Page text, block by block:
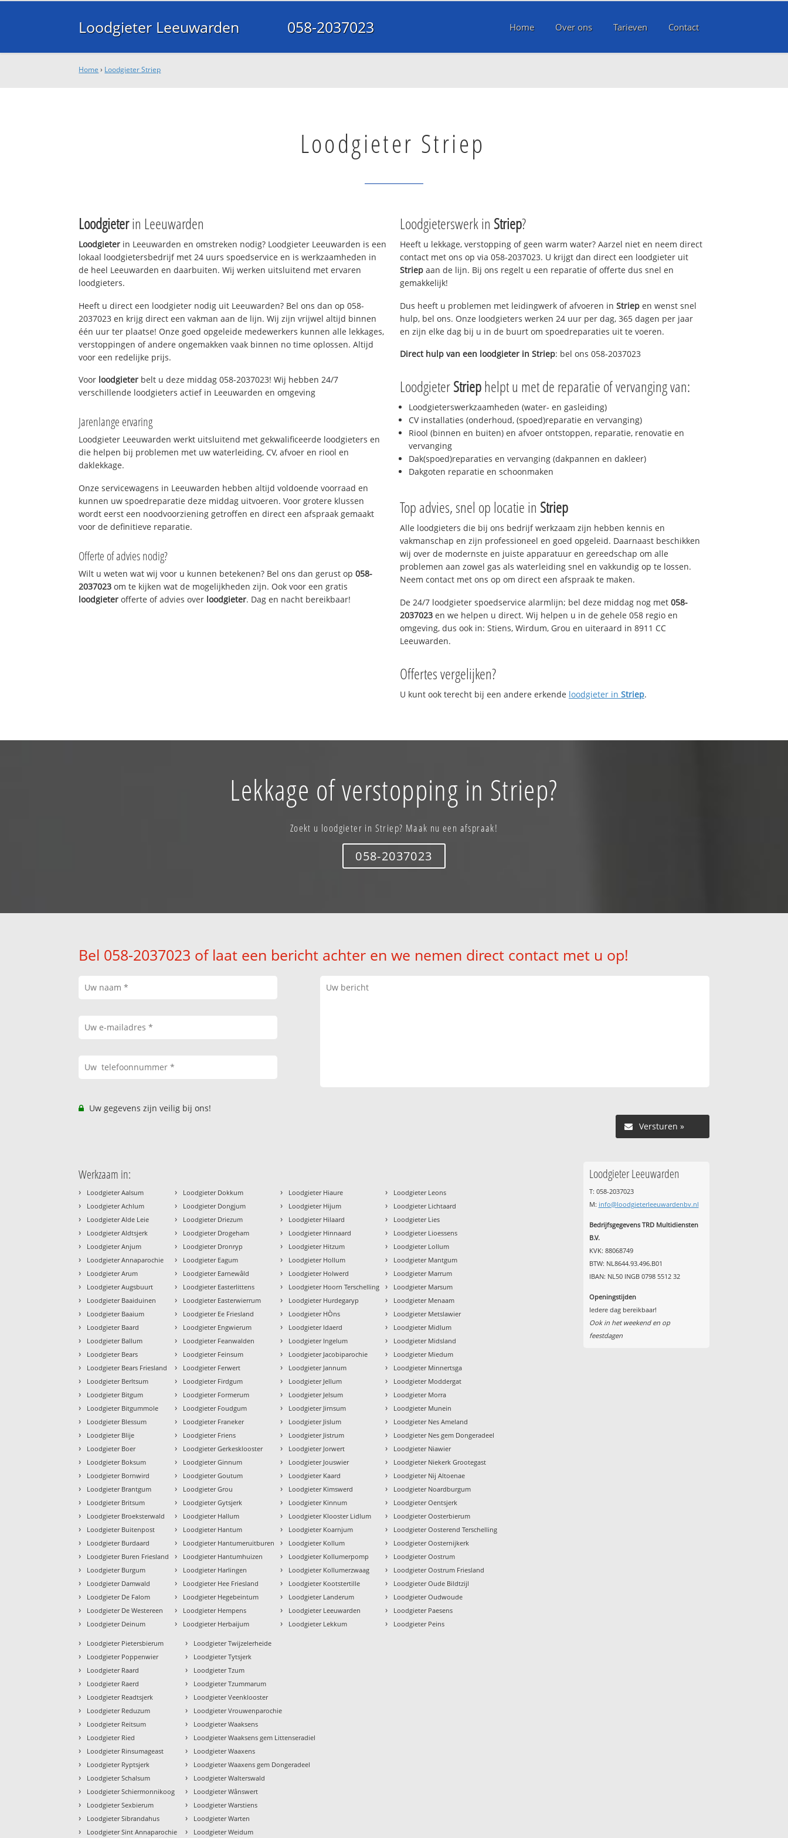
Loodgieter Leeuwarden 058-2037023 Home Over ons Tarieven Contact
Home › Loodgieter Striep
Loodgieter Striep
Loodgieterin Leeuwarden
Loodgieter in Leeuwarden en omstreken nodig? Loodgieter Leeuwarden is een
lokaal loodgietersbedrijf met 24 uurs spoedservice en is werkzaamheden in
de heel Leeuwarden en daarbuiten. Wij werken uitsluitend met ervaren
loodgieters.
Heeft u direct een loodgieter nodig uit Leeuwarden? Bel ons dan op 058-
2037023 en krijg direct een vakman aan de lijn. Wij zijn vrijwel altijd binnen
één uur ter plaatse! Onze goed opgeleide medewerkers kunnen alle lekkages,
verstoppingen of andere ongemakken vaak binnen no time oplossen. Altijd
voor een redelijke prijs.
Voor loodgieter belt u deze middag 058-2037023! Wij hebben 24/7
verschillende loodgieters actief in Leeuwarden en omgeving
Jarenlange ervaring
Loodgieter Leeuwarden werkt uitsluitend met gekwalificeerde loodgieters en
die helpen bij problemen met uw waterleiding, CV, afvoer en riool en
daklekkage.
Onze servicewagens in Leeuwarden hebben altijd voldoende voorraad en
kunnen uw spoedreparatie deze middag uitvoeren. Voor grotere klussen
wordt eerst een noodvoorziening getroffen en direct een afspraak gemaakt
voor de definitieve reparatie.
Offerte of advies nodig?
Wilt u weten wat wij voor u kunnen betekenen? Bel ons dan gerust op058-
2037023 om te kijken wat de mogelijkheden zijn. Ook voor een gratis
loodgieter offerte of advies over loodgieter. Dag en nacht bereikbaar!
Loodgieterswerk in Striep?
Heeft u lekkage, verstopping of geen warm water? Aarzel niet en neem direct
contact met ons op via 058-2037023. U krijgt dan direct een loodgieter uit
Striep aan de lijn. Bij ons regelt u een reparatie of offerte dus snel en
gemakkelijk!
Dus heeft u problemen met leidingwerk of afvoeren in Striep en wenst snel
hulp, bel ons. Onze loodgieters werken 24 uur per dag, 365 dagen per jaar
en zijn elke dag bij u in de buurt om spoedreparaties uit te voeren.
Direct hulp van een loodgieter in Striep: bel ons 058-2037023
LoodgieterStriephelpt u met de reparatie of vervanging van:
Loodgieterswerkzaamheden (water- en gasleiding)
CV installaties (onderhoud, (spoed)reparatie en vervanging)
Riool (binnen en buiten) en afvoer ontstoppen, reparatie, renovatie en
vervanging
Dak(spoed)reparaties en vervanging (dakpannen en dakleer)
Dakgoten reparatie en schoonmaken
Top advies, snel op locatie in Striep
Alle loodgieters die bij ons bedrijf werkzaam zijn hebben kennis en
vakmanschap en zijn professioneel en goed opgeleid. Daarnaast beschikken
wij over de modernste en juiste apparatuur en gereedschap om alle
problemen aan zowel gas als waterleiding snel en vakkundig op te lossen.
Neem contact met ons op om direct een afspraak te maken.
De 24/7 loodgieter spoedservice alarmlijn; bel deze middag nog met 058-
2037023 en we helpen u direct. Wij helpen u in de gehele 058 regio en
omgeving, dus ook in: Stiens, Wirdum, Grou en uiteraard in 8911 CC
Leeuwarden.
Offertes vergelijken?
U kunt ook terecht bij een andere erkende loodgieter in Striep.
Lekkage of verstopping in Striep?
Zoekt u loodgieter in Striep? Maak nu een afspraak!
058-2037023
Bel 058-2037023 of laat een bericht achter en we nemen direct contact met u op!
Uw gegevens zijn veilig bij ons!
Versturen »
Werkzaam in:
› Loodgieter Aalsum
› Loodgieter Achlum
› Loodgieter Alde Leie
› Loodgieter Aldtsjerk
› Loodgieter Anjum
› Loodgieter Annaparochie
› Loodgieter Arum
› Loodgieter Augsbuurt
› Loodgieter Baaiduinen
› Loodgieter Baaium
› Loodgieter Baard
› Loodgieter Ballum
› Loodgieter Bears
› Loodgieter Bears Friesland
› Loodgieter Berltsum
› Loodgieter Bitgum
› Loodgieter Bitgummole
› Loodgieter Blessum
› Loodgieter Blije
› Loodgieter Boer
› Loodgieter Boksum
› Loodgieter Bornwird
› Loodgieter Brantgum
› Loodgieter Britsum
› Loodgieter Broeksterwald
› Loodgieter Buitenpost
› Loodgieter Burdaard
› Loodgieter Buren Friesland
› Loodgieter Burgum
› Loodgieter Damwald
› Loodgieter De Falom
› Loodgieter De Westereen
› Loodgieter Deinum
› Loodgieter Dokkum
› Loodgieter Dongjum
› Loodgieter Driezum
› Loodgieter Drogeham
› Loodgieter Dronryp
› Loodgieter Eagum
› Loodgieter Earnewâld
› Loodgieter Easterlittens
› Loodgieter Easterwierrum
› Loodgieter Ee Friesland
› Loodgieter Engwierum
› Loodgieter Feanwalden
› Loodgieter Feinsum
› Loodgieter Ferwert
› Loodgieter Firdgum
› Loodgieter Formerum
› Loodgieter Foudgum
› Loodgieter Franeker
› Loodgieter Friens
› Loodgieter Gerkesklooster
› Loodgieter Ginnum
› Loodgieter Goutum
› Loodgieter Grou
› Loodgieter Gytsjerk
› Loodgieter Hallum
› Loodgieter Hantum
› Loodgieter Hantumeruitburen
› Loodgieter Hantumhuizen
› Loodgieter Harlingen
› Loodgieter Hee Friesland
› Loodgieter Hegebeintum
› Loodgieter Hempens
› Loodgieter Herbaijum
› Loodgieter Hiaure
› Loodgieter Hijum
› Loodgieter Hilaard
› Loodgieter Hinnaard
› Loodgieter Hitzum
› Loodgieter Hollum
› Loodgieter Holwerd
› Loodgieter Hoorn Terschelling
› Loodgieter Hurdegaryp
› Loodgieter HÒns
› Loodgieter Idaerd
› Loodgieter Ingelum
› Loodgieter Jacobiparochie
› Loodgieter Jannum
› Loodgieter Jellum
› Loodgieter Jelsum
› Loodgieter Jirnsum
› Loodgieter Jislum
› Loodgieter Jistrum
› Loodgieter Jorwert
› Loodgieter Jouswier
› Loodgieter Kaard
› Loodgieter Kimswerd
› Loodgieter Kinnum
› Loodgieter Klooster Lidlum
› Loodgieter Koarnjum
› Loodgieter Kollum
› Loodgieter Kollumerpomp
› Loodgieter Kollumerzwaag
› Loodgieter Kootstertille
› Loodgieter Landerum
› Loodgieter Leeuwarden
› Loodgieter Lekkum
› Loodgieter Leons
› Loodgieter Lichtaard
› Loodgieter Lies
› Loodgieter Lioessens
› Loodgieter Lollum
› Loodgieter Mantgum
› Loodgieter Marrum
› Loodgieter Marsum
› Loodgieter Menaam
› Loodgieter Metslawier
› Loodgieter Midlum
› Loodgieter Midsland
› Loodgieter Miedum
› Loodgieter Minnertsga
› Loodgieter Moddergat
› Loodgieter Morra
› Loodgieter Munein
› Loodgieter Nes Ameland
› Loodgieter Nes gem Dongeradeel
› Loodgieter Niawier
› Loodgieter Niekerk Grootegast
› Loodgieter Nij Altoenae
› Loodgieter Noardburgum
› Loodgieter Oentsjerk
› Loodgieter Oosterbierum
› Loodgieter Oosterend Terschelling
› Loodgieter Oosternijkerk
› Loodgieter Oostrum
› Loodgieter Oostrum Friesland
› Loodgieter Oude Bildtzijl
› Loodgieter Oudwoude
› Loodgieter Paesens
› Loodgieter Peins
› Loodgieter Pietersbierum
› Loodgieter Poppenwier
› Loodgieter Raard
› Loodgieter Raerd
› Loodgieter Readtsjerk
› Loodgieter Reduzum
› Loodgieter Reitsum
› Loodgieter Ried
› Loodgieter Rinsumageast
› Loodgieter Ryptsjerk
› Loodgieter Schalsum
› Loodgieter Schiermonnikoog
› Loodgieter Sexbierum
› Loodgieter Sibrandahus
› Loodgieter Sint Annaparochie
› Loodgieter Twijzelerheide
› Loodgieter Tytsjerk
› Loodgieter Tzum
› Loodgieter Tzummarum
› Loodgieter Veenklooster
› Loodgieter Vrouwenparochie
› Loodgieter Waaksens
› Loodgieter Waaksens gem Littenseradiel
› Loodgieter Waaxens
› Loodgieter Waaxens gem Dongeradeel
› Loodgieter Walterswald
› Loodgieter Wânswert
› Loodgieter Warstiens
› Loodgieter Warten
› Loodgieter Weidum
Loodgieter Leeuwarden
T: 058-2037023
M: info@loodgieterleeuwardenbv.nl
Bedrijfsgegevens TRD Multidiensten
B.V.
KVK: 88068749
BTW: NL8644.93.496.B01
IBAN: NL50 INGB 0798 5512 32
Openingstijden
Iedere dag bereikbaar!
Ook in het weekend en op
feestdagen